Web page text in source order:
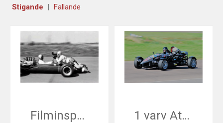
AGILE SVERIGE
MERCHANDISE
KUNDTJÄNST
Stigande
Fallande
Filminspelning 1 varv Atom